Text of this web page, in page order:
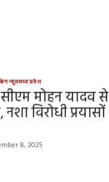
न्यूज़मध्य प्रदेश
मोहन यादव से
विरोधी प्रयासों
8, 2025